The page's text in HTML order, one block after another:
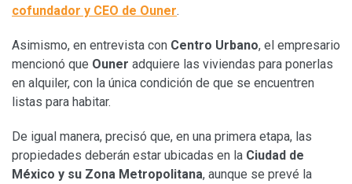
cofundador y CEO de Ouner.
Asimismo, en entrevista con Centro Urbano, el empresario
mencionó que Ouner adquiere las viviendas para ponerlas
en alquiler, con la única condición de que se encuentren
listas para habitar.
De igual manera, precisó que, en una primera etapa, las
propiedades deberán estar ubicadas en la Ciudad de
México y su Zona Metropolitana, aunque se prevé la